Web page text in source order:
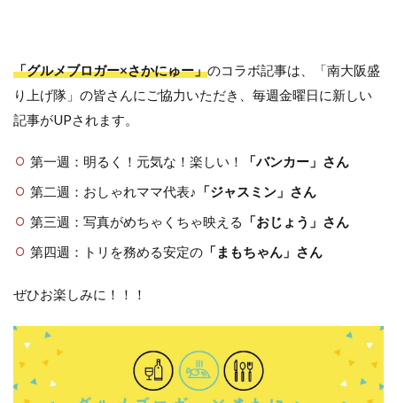
「グルメブロガー×さかにゅー」のコラボ記事は、「南大阪盛
り上げ隊」の皆さんにご協力いただき、毎週金曜日に新しい
記事がUPされます。
第一週：明るく！元気な！楽しい！
「バンカー」さん
第二週：おしゃれママ代表♪ 「ジャスミン」さん
第三週：写真がめちゃくちゃ映える 「おじょう」さん
第四週：トリを務める安定の「まもちゃん」さん
ぜひお楽しみに！！！